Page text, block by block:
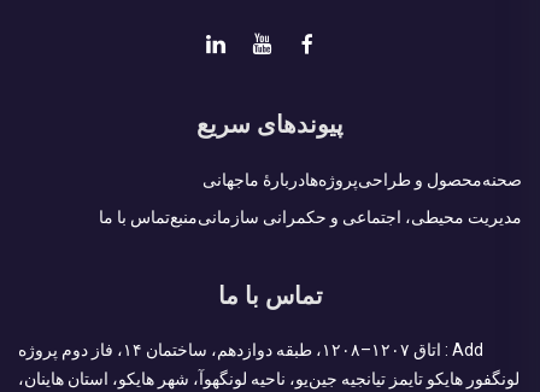
پیوندهای سریع
صحنهمحصول و طراحیپروژه‌هادربارهٔ ماجهانی
مدیریت محیطی، اجتماعی و حکمرانی سازمانیمنبعتماس با ما
تماس با ما
Add : اتاق ۱۲۰۷–۱۲۰۸، طبقه دوازدهم، ساختمان ۱۴، فاز دوم پروژه
لونگفور هایکو تایمز تیانجیه جین‌یو، ناحیه لونگهوآ، شهر هایکو، استان هاینان،